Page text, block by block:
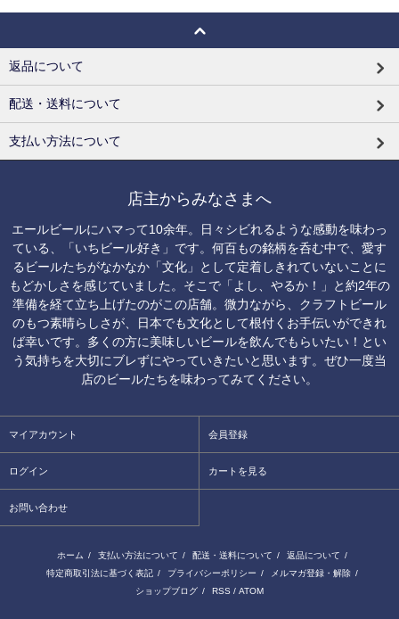
返品について
配送・送料について
支払い方法について
店主からみなさまへ
エールビールにハマって10余年。日々シビれるような感動を味わっ
ている、「いちビール好き」です。何百もの銘柄を呑む中で、愛す
るビールたちがなかなか「文化」として定着しきれていないことに
もどかしさを感じていました。そこで「よし、やるか！」と約2年の
準備を経て立ち上げたのがこの店舗。微力ながら、クラフトビール
のもつ素晴らしさが、日本でも文化として根付くお手伝いができれ
ば幸いです。多くの方に美味しいビールを飲んでもらいたい！とい
う気持ちを大切にブレずにやっていきたいと思います。ぜひ一度当
店のビールたちを味わってみてください。
マイアカウント 会員登録
ログイン カートを見る
お問い合わせ
ホーム / 支払い方法について / 配送・送料について / 返品について /
特定商取引法に基づく表記 / プライバシーポリシー / メルマガ登録・解除 /
ショップブログ / RSS / ATOM